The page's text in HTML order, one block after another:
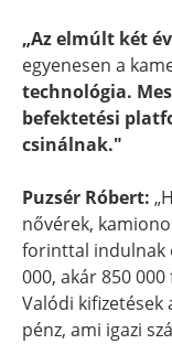
„Az elmúlt két
egyenesen a
technológia.
befektetési
csinálnak."
Puzsér Róbert:
nővérek,
forinttal indulnak
000, akár 850
Valódi kifizetések
pénz, ami igazi